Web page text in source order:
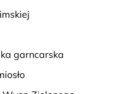
garncarska